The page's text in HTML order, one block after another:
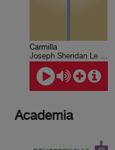
Carmilla
Joseph Sheridan Le Fanu
Academia